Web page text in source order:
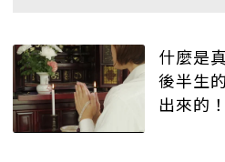
什麼是
後半生
出來的！